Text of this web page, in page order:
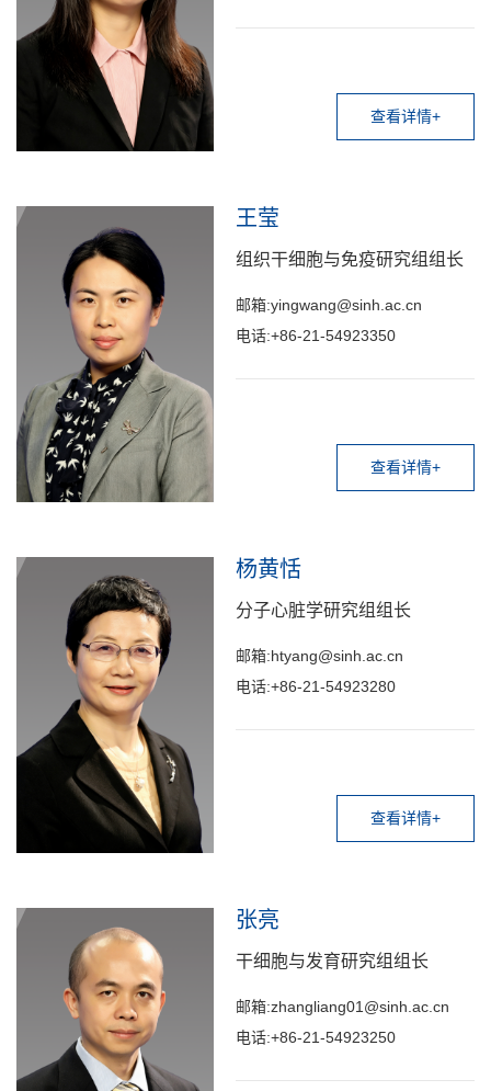
查看详情+
王莹
组织干细胞与免疫研究组组长
邮箱:yingwang@sinh.ac.cn
电话:+86-21-54923350
查看详情+
杨黄恬
分子心脏学研究组组长
邮箱:htyang@sinh.ac.cn
电话:+86-21-54923280
查看详情+
张亮
干细胞与发育研究组组长
邮箱:zhangliang01@sinh.ac.cn
电话:+86-21-54923250